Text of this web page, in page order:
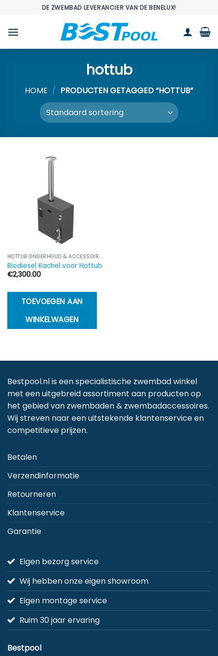
inhoud
DE ZWEMBAD LEVERANCIER VAN DE BENELUX!
hottub
HOME / PRODUCTEN GETAGGED “HOTTUB”
HOTTUB ONDERHOUD & ACCESSOIRES
Biodiesel Kachel voor Hottub
€2,300.00
TOEVOEGEN AAN
WINKELWAGEN
Bestpool.nl is een specialistische zwembad winkel
met een uitgebreid assortiment aan producten op
het gebied van zwembaden & zwembadaccessoires.
Wij streven naar een uitstekende klantenservice en
competitieve prijzen.
Betalen
Verzendinformatie
Retourneren
Klantenservice
Garantie
Eigen bezorg service
Wij hebben onze eigen showroom
Eigen montage service
Ruim 30 jaar ervaring
Bestpool